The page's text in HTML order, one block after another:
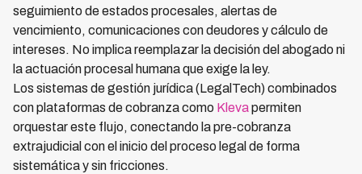
seguimiento de estados procesales, alertas de
vencimiento, comunicaciones con deudores y cálculo de
intereses. No implica reemplazar la decisión del abogado ni
la actuación procesal humana que exige la ley.
Los sistemas de gestión jurídica (LegalTech) combinados
con plataformas de cobranza como Klevapermiten
orquestar este flujo, conectando la pre-cobranza
extrajudicial con el inicio del proceso legal de forma
sistemática y sin fricciones.